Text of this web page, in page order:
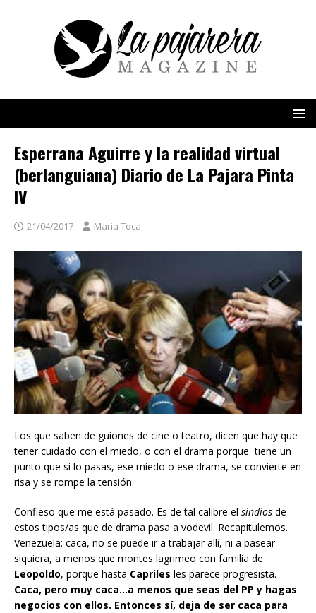
Esperrana Aguirre y la realidad virtual
(berlanguiana) Diario de La Pajara Pinta
IV
21/04/2017 Maria Toca
Los que saben de guiones de cine o teatro, dicen que hay que
tener cuidado con el miedo, o con el drama porque tiene un
punto que si lo pasas, ese miedo o ese drama, se convierte en
risa y se rompe la tensión.
Confieso que me está pasado. Es de tal calibre el sindios de
estos tipos/as que de drama pasa a vodevil. Recapitulemos.
Venezuela: caca, no se puede ir a trabajar allí, ni a pasear
siquiera, a menos que montes lagrimeo con familia de
Leopoldo, porque hasta Capriles les parece progresista.
Caca, pero muy caca…a menos que seas del PP y hagas
negocios con ellos. Entonces sí, deja de ser caca para